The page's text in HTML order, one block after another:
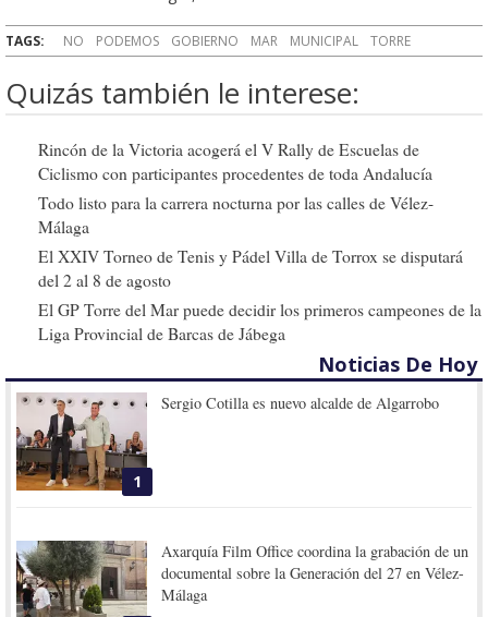
TAGS: NO PODEMOS GOBIERNO MAR MUNICIPAL TORRE
Quizás también le interese:
Rincón de la Victoria acogerá el V Rally de Escuelas de
Ciclismo con participantes procedentes de toda Andalucía
Todo listo para la carrera nocturna por las calles de Vélez-
Málaga
El XXIV Torneo de Tenis y Pádel Villa de Torrox se disputará
del 2 al 8 de agosto
El GP Torre del Mar puede decidir los primeros campeones de la
Liga Provincial de Barcas de Jábega
Noticias De Hoy
1
Sergio Cotilla es nuevo alcalde de Algarrobo
Axarquía Film Office coordina la grabación de un
documental sobre la Generación del 27 en Vélez-
Málaga